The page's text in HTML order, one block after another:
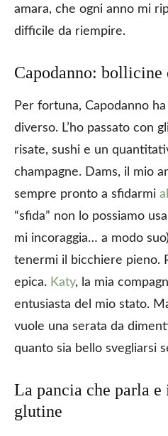
amara, che ogni anno mi
difficile da riempire.
Capodanno: bollicine
Per fortuna, Capodanno
diverso. L’ho passato con
risate, sushi e un
champagne. Dams, il mio
sempre pronto a sfidarmi
“sfida” non lo possiamo
mi incoraggia… a modo
tenermi il bicchiere pieno.
epica. Katy, la mia
entusiasta del mio stato.
vuole una serata da
quanto sia bello svegliarsi
La pancia che parla
glutine